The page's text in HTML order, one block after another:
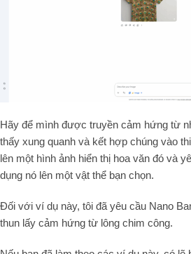
Hãy để mình được truyền cảm hứng từ
thấy xung quanh và kết hợp chúng vào
lên một hình ảnh hiển thị hoa văn đó và
dụng nó lên một vật thể bạn chọn.
Đối với ví dụ này, tôi đã yêu cầu Nano
thun lấy cảm hứng từ lông chim công.